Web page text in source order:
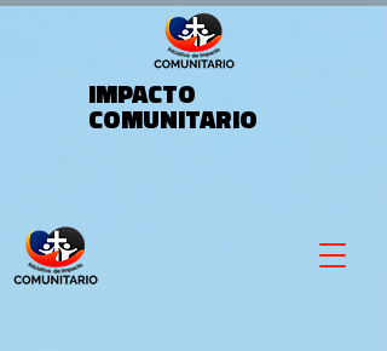
IMPACTO
COMUNITARIO